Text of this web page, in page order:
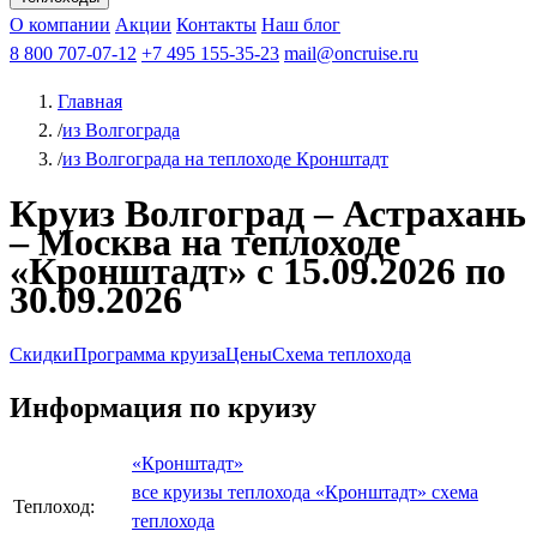
Чебоксарыиз Волгоградаиз Саратова Все города
КазаньВ Нижний НовгородВ ПермьВ Ростов-на-Дону
РыбинскНа СоловкиНа ВалаамПо ОкеПо Енисею
Афанасий Никитин Октябрьская революция
ФединАлександр СвешниковИван
МироновА.С.Попов
О компании Акции Контакты Наш блог
8 800 707-07-12 +7 495 155-35-23 mail@oncruise.ru
Главная
/из Волгограда
/из Волгограда на теплоходе Кронштадт
Круиз Волгоград – Астрахань
– Москва на теплоходе
«Кронштадт» с 15.09.2026 по
30.09.2026
СкидкиПрограмма круизаЦеныСхема теплохода
Информация по круизу
Теплоход:
«Кронштадт»
все круизы теплохода «Кронштадт» схема
теплохода